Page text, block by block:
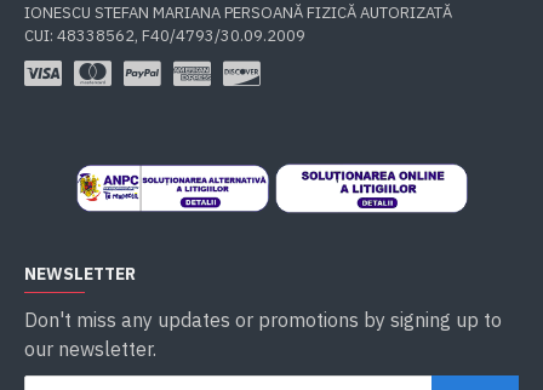
IONESCU STEFAN MARIANA PERSOANĂ FIZICĂ AUTORIZATĂ
CUI: 48338562, F40/4793/30.09.2009
NEWSLETTER
Don't miss any updates or promotions by signing up to
our newsletter.